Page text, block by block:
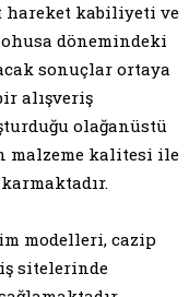
hareket kabiliyeti ve
dönemindeki
sonuçlar ortaya
alışveriş
olağanüstü
malzeme kalitesi ile
modelleri, cazip
sitelerinde